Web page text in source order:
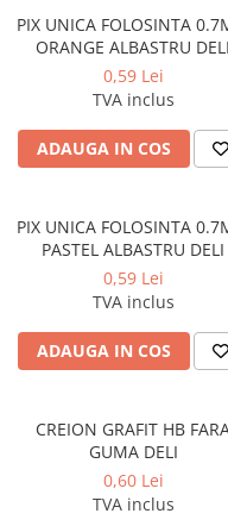
Diverse articole pentru
Pachete scolare
PIX UNICA FOLOSINTA
ORANGE ALBASTRU DELI
0,59 Lei
TVA inclus
ADAUGA IN COS
PIX UNICA FOLOSINTA
PASTEL ALBASTRU DELI
0,59 Lei
TVA inclus
ADAUGA IN COS
CREION GRAFIT HB
GUMA DELI
0,60 Lei
TVA inclus